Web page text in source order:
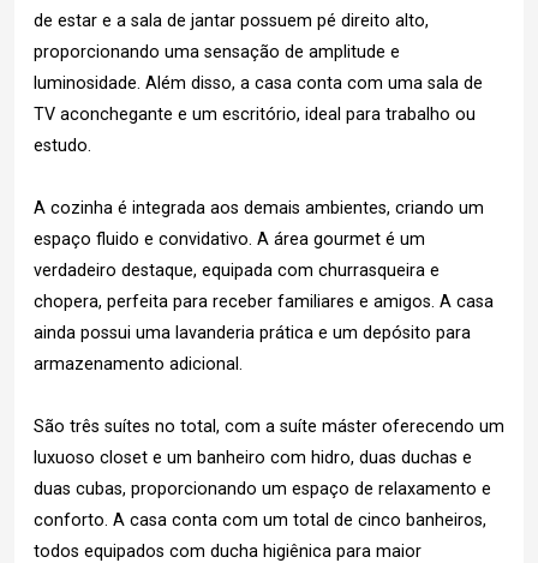
de estar e a sala de jantar possuem pé direito alto,
proporcionando uma sensação de amplitude e
luminosidade. Além disso, a casa conta com uma sala de
TV aconchegante e um escritório, ideal para trabalho ou
estudo.
A cozinha é integrada aos demais ambientes, criando um
espaço fluido e convidativo. A área gourmet é um
verdadeiro destaque, equipada com churrasqueira e
chopera, perfeita para receber familiares e amigos. A casa
ainda possui uma lavanderia prática e um depósito para
armazenamento adicional.
São três suítes no total, com a suíte máster oferecendo um
luxuoso closet e um banheiro com hidro, duas duchas e
duas cubas, proporcionando um espaço de relaxamento e
conforto. A casa conta com um total de cinco banheiros,
todos equipados com ducha higiênica para maior